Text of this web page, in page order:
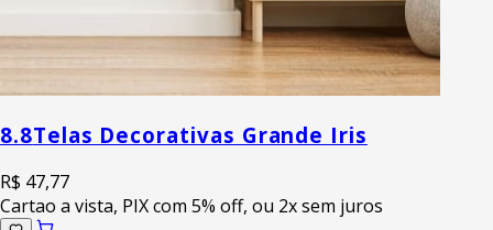
8.8Telas Decorativas Grande Iris
R$ 47,77
Cartao a vista, PIX com 5% off, ou 2x sem juros